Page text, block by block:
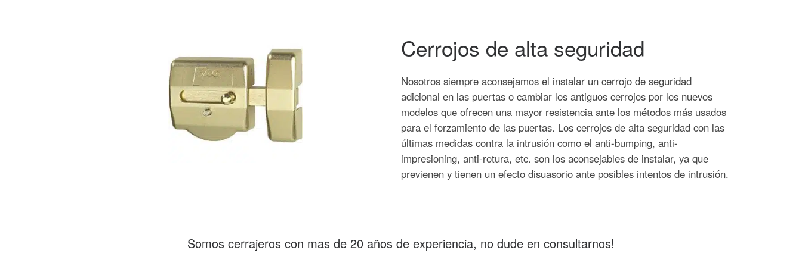
Cerrojos de alta seguridad
Nosotros siempre aconsejamos el instalar un cerrojo de seguridad
adicional en las puertas o cambiar los antiguos cerrojos por los nuevos
modelos que ofrecen una mayor resistencia ante los métodos más usados
para el forzamiento de las puertas. Los cerrojos de alta seguridad con las
últimas medidas contra la intrusión como el anti-bumping, anti-
impresioning, anti-rotura, etc. son los aconsejables de instalar, ya que
previenen y tienen un efecto disuasorio ante posibles intentos de intrusión.
Somos cerrajeros con mas de 20 años de experiencia, no dude en consultarnos!